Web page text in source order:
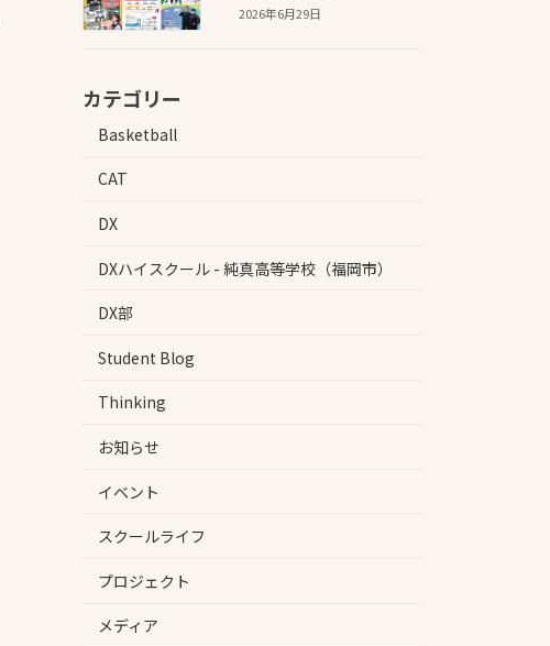
2026年6月29日
カテゴリー
Basketball
CAT
DX
DXハイスクール - 純真高等学校（福岡市）
DX部
Student Blog
Thinking
お知らせ
イベント
スクールライフ
プロジェクト
メディア